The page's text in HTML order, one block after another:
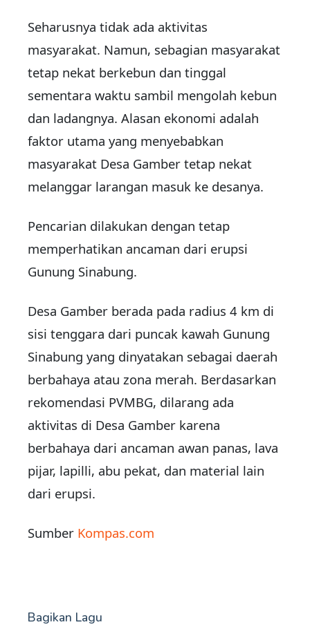
Seharusnya tidak ada aktivitas
masyarakat. Namun, sebagian masyarakat
tetap nekat berkebun dan tinggal
sementara waktu sambil mengolah kebun
dan ladangnya. Alasan ekonomi adalah
faktor utama yang menyebabkan
masyarakat Desa Gamber tetap nekat
melanggar larangan masuk ke desanya.
Pencarian dilakukan dengan tetap
memperhatikan ancaman dari erupsi
Gunung Sinabung.
Desa Gamber berada pada radius 4 km di
sisi tenggara dari puncak kawah Gunung
Sinabung yang dinyatakan sebagai daerah
berbahaya atau zona merah. Berdasarkan
rekomendasi PVMBG, dilarang ada
aktivitas di Desa Gamber karena
berbahaya dari ancaman awan panas, lava
pijar, lapilli, abu pekat, dan material lain
dari erupsi.
Sumber Kompas.com
Bagikan Lagu